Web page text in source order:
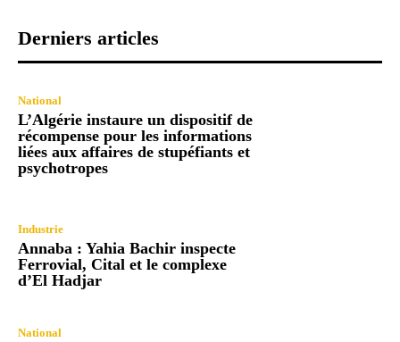
Derniers articles
National
L’Algérie instaure un dispositif de
récompense pour les informations
liées aux affaires de stupéfiants et
psychotropes
Industrie
Annaba : Yahia Bachir inspecte
Ferrovial, Cital et le complexe
d’El Hadjar
National